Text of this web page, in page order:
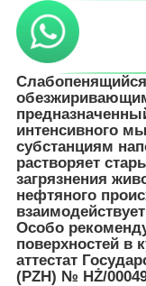
интенсивного
субстанциям
растворяет
загрязнения
нефтяного
Особо
поверхностей в
аттестат
(PZH) № HŻ/